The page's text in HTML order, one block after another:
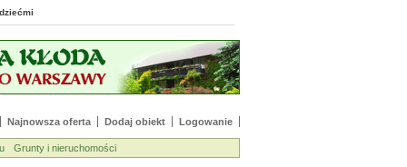
dziećmi
Najnowsza oferta Dodaj obiekt Logowanie
Grunty i nieruchomości